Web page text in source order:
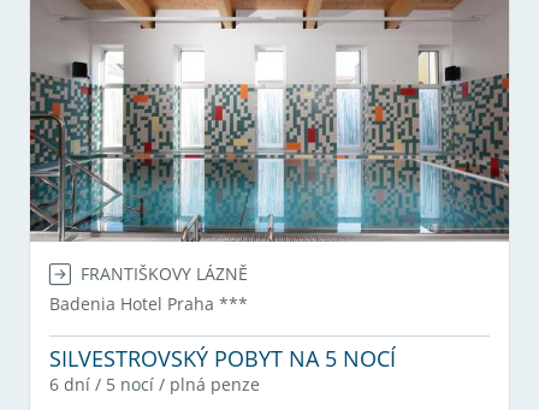
FRANTIŠKOVY LÁZNĚ
Badenia Hotel Praha ***
SILVESTROVSKÝ POBYT NA 5 NOCÍ
6 dní / 5 nocí / plná penze